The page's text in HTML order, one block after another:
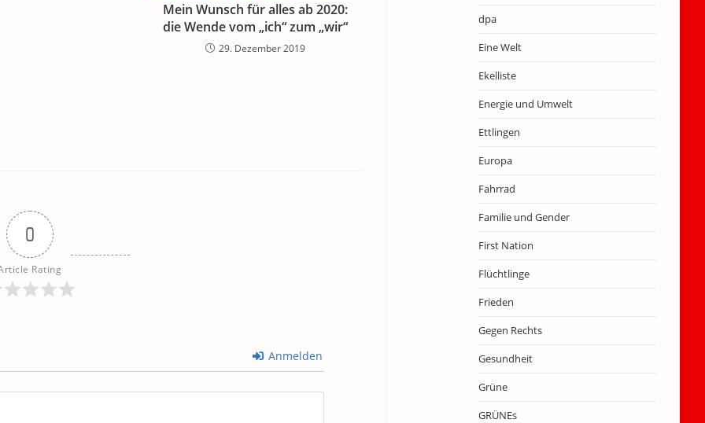
Mein Wunsch für alles ab 2020:
die Wende vom „ich“ zum „wir“
29. Dezember 2019
0
Rating
Anmelden
dpa
Eine Welt
Ekelliste
Energie und Umwelt
Ettlingen
Europa
Fahrrad
Familie und Gender
First Nation
Flüchtlinge
Frieden
Gegen Rechts
Gesundheit
Grüne
GRÜNEs